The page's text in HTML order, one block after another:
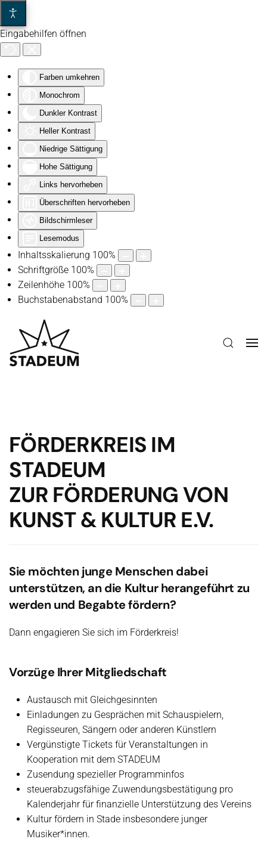
Eingabehilfen öffnen
Farben umkehren
Monochrom
Dunkler Kontrast
Heller Kontrast
Niedrige Sättigung
Hohe Sättigung
Links hervorheben
Überschriften hervorheben
Bildschirmleser
Lesemodus
Inhaltsskalierung 100%
Schriftgröße 100%
Zeilenhöhe 100%
Buchstabenabstand 100%
Zum Hauptinhalt springen
FÖRDERKREIS IM
STADEUM
ZUR FÖRDERUNG VON
KUNST & KULTUR E.V.
Sie möchten junge Menschen dabei
unterstützen, an die Kultur herangeführt zu
werden und Begabte fördern?
Dann engagieren Sie sich im Förderkreis!
Vorzüge Ihrer Mitgliedschaft
Austausch mit Gleichgesinnten
Einladungen zu Gesprächen mit Schauspielern,
Regisseuren, Sängern oder anderen Künstlern
Vergünstigte Tickets für Veranstaltungen in
Kooperation mit dem STADEUM
Zusendung spezieller Programminfos
steuerabzugsfähige Zuwendungsbestätigung pro
Kalenderjahr für finanzielle Unterstützung des Vereins
Kultur fördern in Stade insbesondere junger
Musiker*innen.